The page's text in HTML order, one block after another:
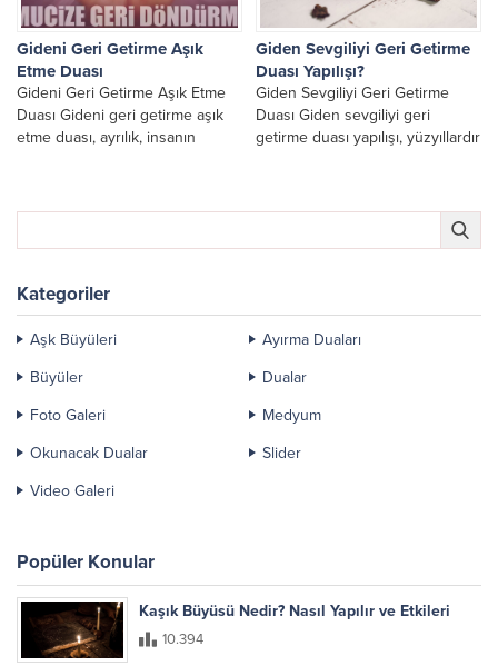
Gideni Geri Getirme Aşık
Etme Duası
Gideni Geri Getirme Aşık Etme
Duası Gideni geri getirme aşık
etme duası, ayrılık, insanın
Giden Sevgiliyi Geri Getirme
Duası Yapılışı?
Giden Sevgiliyi Geri Getirme
Duası Giden sevgiliyi geri
getirme duası yapılışı, yüzyıllardır
Kategoriler
Aşk Büyüleri
Ayırma Duaları
Büyüler
Dualar
Foto Galeri
Medyum
Okunacak Dualar
Slider
Video Galeri
Popüler Konular
Kaşık Büyüsü Nedir? Nasıl Yapılır ve Etkileri
10.394